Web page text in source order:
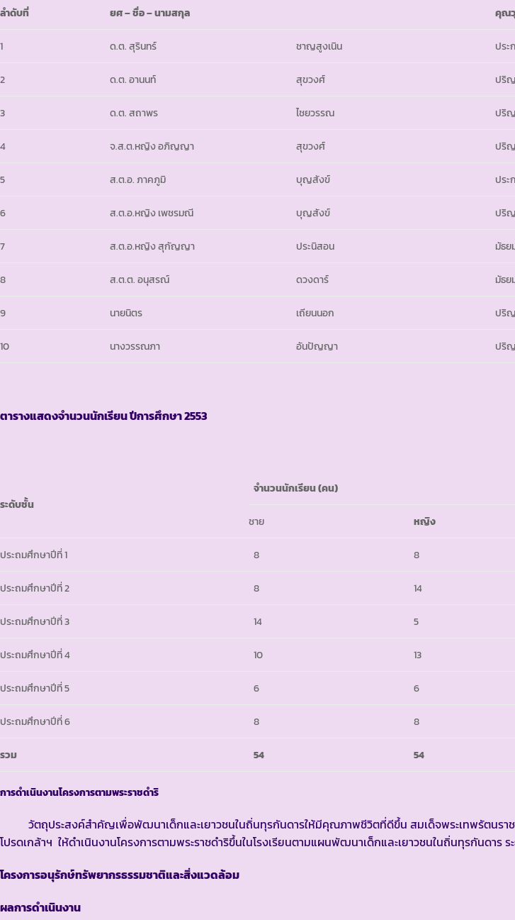
ลำดับที่ ยศ– ชื่อ – นามสกุล คุณ
1 ด.ต. สุรินทร์ ชาญสูงเนิน ปร
2 ด.ต. อานนท์ สุขวงศ์ ปริ
3 ด.ต. สถาพร ไชยวรรณ ปริ
4 จ.ส.ต.หญิง อภิญญา สุขวงศ์ ปริ
5 ส.ต.อ. ภาคภูมิ บุญสังข์ ปร
6 ส.ต.อ.หญิง เพชรมณี บุญสังข์ ปริ
7 ส.ต.อ.หญิง สุกัญญา ประนิสอน มัธ
8 ส.ต.ต. อนุสรณ์ ดวงดาร์ มัธ
9 นายนิตร เถียนนอก ปริ
10 นางวรรณภา อันปัญญา ปริ
ตารางแสดงจำนวนนักเรียน ปีการศึกษา2553
ระดับชั้น
จำนวนนักเรียน(คน)
ชาย หญิง
ประถมศึกษาปีที่ 1 8 8
ประถมศึกษาปีที่ 2 8 14
ประถมศึกษาปีที่ 3 14 5
ประถมศึกษาปีที่ 4 10 13
ประถมศึกษาปีที่ 5 6 6
ประถมศึกษาปีที่ 6 8 8
รวม 54 54
การดำเนินงานโครงการตามพระราชดำริ
วัตถุประสงค์สำคัญเพื่อพัฒนาเด็กและเยาวชนในถิ่นทุรกันดารให้มีคุณภาพชีวิตที่ดีขึ้น สมเด็จพระเทพรัตนราช
โปรดเกล้าฯ ให้ดำเนินงานโครงการตามพระราชดำริขึ้นในโรงเรียนตามแผนพัฒนาเด็กและเยาวชนในถิ่นทุรกันดาร
โครงการอนุรักษ์ทรัพยากรธรรมชาติและสิ่งแวดล้อม
ผลการดำเนินงาน